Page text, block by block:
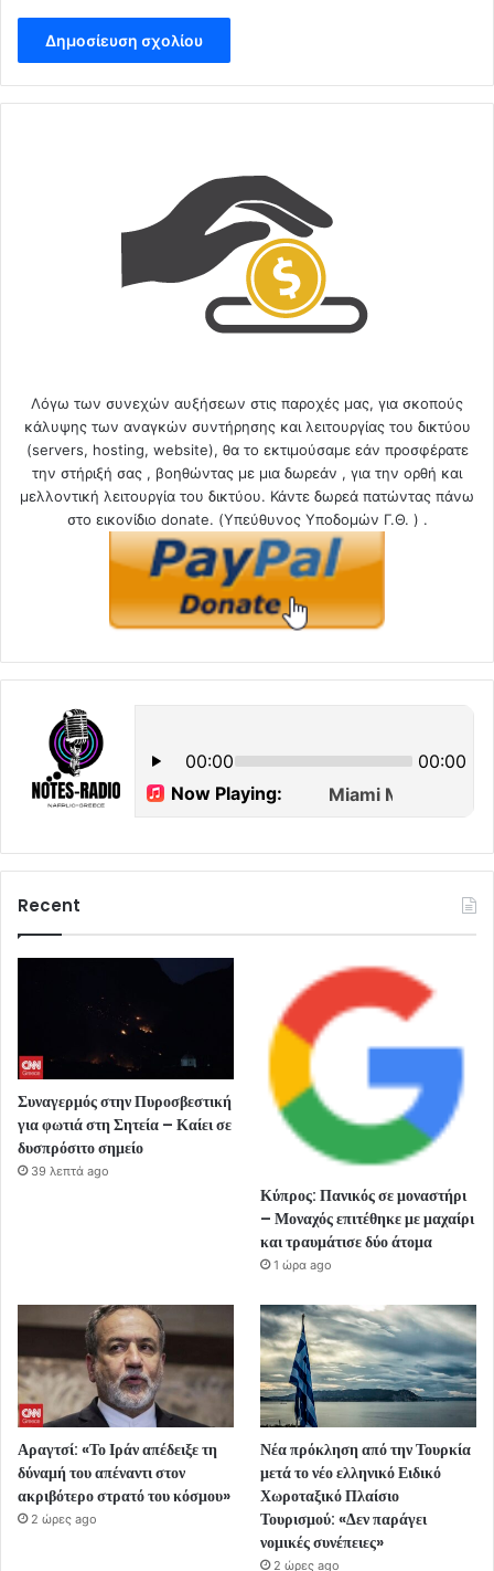
Λόγω των συνεχών αυξήσεων στις παροχές μας, για σκοπούς
κάλυψης των αναγκών συντήρησης και λειτουργίας του δικτύου
(servers, hosting, website), θα το εκτιμούσαμε εάν προσφέρατε
την στήριξή σας , βοηθώντας με μια δωρεάν , για την ορθή και
μελλοντική λειτουργία του δικτύου. Κάντε δωρεά πατώντας πάνω
στο εικονίδιο donate. (Υπεύθυνος Υποδομών Γ.Θ. ) .
Recent
Συναγερμός στην Πυροσβεστική
για φωτιά στη Σητεία – Καίει σε
δυσπρόσιτο σημείο
39 λεπτά ago
Κύπρος: Πανικός σε μοναστήρι
– Μοναχός επιτέθηκε με μαχαίρι
και τραυμάτισε δύο άτομα
1 ώρα ago
Αραγτσί: «Το Ιράν απέδειξε τη
δύναμή του απέναντι στον
ακριβότερο στρατό του κόσμου»
2 ώρες ago
Νέα πρόκληση από την Τουρκία
μετά το νέο ελληνικό Ειδικό
Χωροταξικό Πλαίσιο
Τουρισμού: «Δεν παράγει
νομικές συνέπειες»
2 ώρες ago